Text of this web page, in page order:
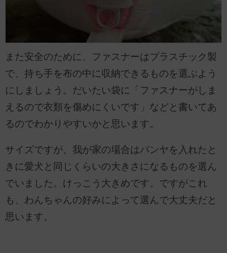
また安全のために、ファスナーはプラスチック製
で、持ち手を布の中に収納できるものを選ぶよう
にしましょう。だいたい袋に「ファスナーがしま
えるので衣類を傷めにくいです」などと書いてあ
るのでわかりやすいかと思います。
サイズですが、我が家の場合はパンヤを入れたと
きに愛犬と同じくらいの大きさになるものを選ん
でいました。けっこう大きめです。ですがこれ
も、わんちゃんの好みによって選んで大丈夫だと
思います。